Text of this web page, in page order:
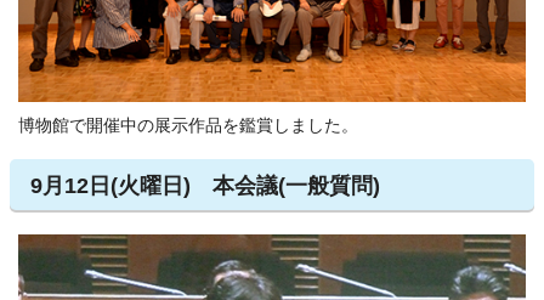
博物館で開催中の展示作品を鑑賞しました。
9月12日(火曜日) 本会議(一般質問)